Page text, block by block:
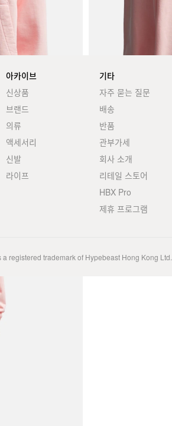
아카이브
신상품
브랜드
의류
액세서리
신발
라이프
기타
자주 묻는 질문
배송
반품
관부가세
회사 소개
리테일 스토어
HBX Pro
제휴 프로그램
a registered trademark of Hypebeast Hong Kong Ltd.